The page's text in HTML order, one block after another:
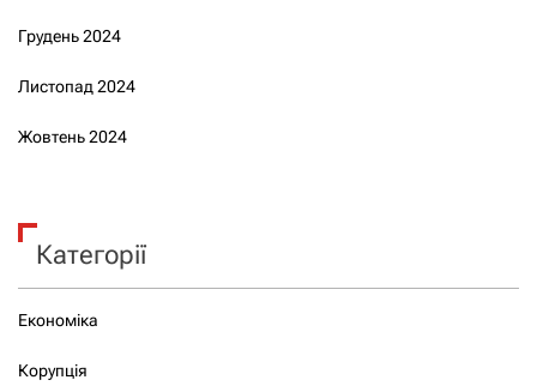
Грудень 2024
Листопад 2024
Жовтень 2024
Категорії
Економіка
Корупція